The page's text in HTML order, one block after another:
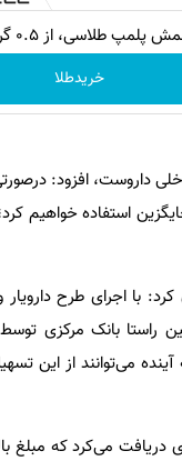
طلاسی، از ۰.۵ گرم تا ۱۰ گرم
خریدطلا
داروست، افزود:
استفاده خواهیم
با اجرای طرح
راستا بانک مرکزی
می‌توانند از این
پیش از این گمرک از تولید کنندگان عوارض ۹